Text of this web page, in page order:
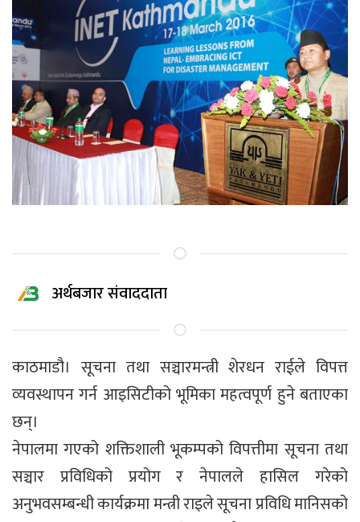
अर्थबजार संवाददाता
काठमाडौ। सूचना तथा सञ्चारमन्त्री शेरधन राईले विपत्त
व्‍यवस्थापन गर्न आइसिटीको भूमिका महत्वपूर्ण हुने बताएका
छन्।
नेपालमा गएको शक्तिशाली भूकम्पको विपत्तीमा सूचना तथा
सञ्चार प्रविधिको प्रयोग र नेपालले हासिल गरेको
अनुभवसम्बन्धी कार्यक्रमा मन्त्री राइले सूचना प्रविधि मानिसको